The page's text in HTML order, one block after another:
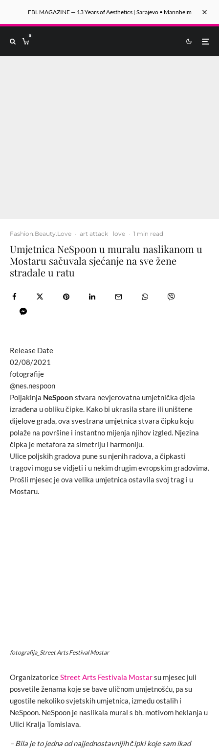
FBL MAGAZINE — 13 Years of Aesthetics | Sarajevo • Mannheim
0
Fashion.Beauty.Love · art attack love · 1 min read
Umjetnica NeSpoon u muralu naslikanom u
Mostaru sačuvala sjećanje na sve žene
stradale u ratu
Release Date
02/08/2021
fotografije
@nes.nespoon
Poljakinja NeSpoon stvara nevjerovatna umjetnička djela
izrađena u obliku čipke. Kako bi ukrasila stare ili uništene
dijelove grada, ova svestrana umjetnica stvara čipku koju
polaže na površine i instantno mijenja njihov izgled. Njezina
čipka je metafora za simetriju i harmoniju.
Ulice poljskih gradova pune su njenih radova, a čipkasti
tragovi mogu se vidjeti i u nekim drugim evropskim gradovima.
Prošli mjesec je ova velika umjetnica ostavila svoj trag i u
Mostaru.
fotografija_Street Arts Festival Mostar
OrganizatoriceStreet Arts Festivala Mostarsu mjesec juli
posvetile ženama koje se bave uličnom umjetnošću, pa su
ugostile nekoliko svjetskih umjetnica, između ostalih i
NeSpoon. NeSpoon je naslikala mural s bh. motivom heklanja u
Ulici Kralja Tomislava.
– Bila je to jedna od najjednostavnijih čipki koje sam ikad